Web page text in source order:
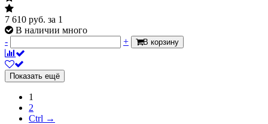
7 610 руб. за 1
В наличии много
-
+ В корзину
Показать ещё
1
2
Ctrl →